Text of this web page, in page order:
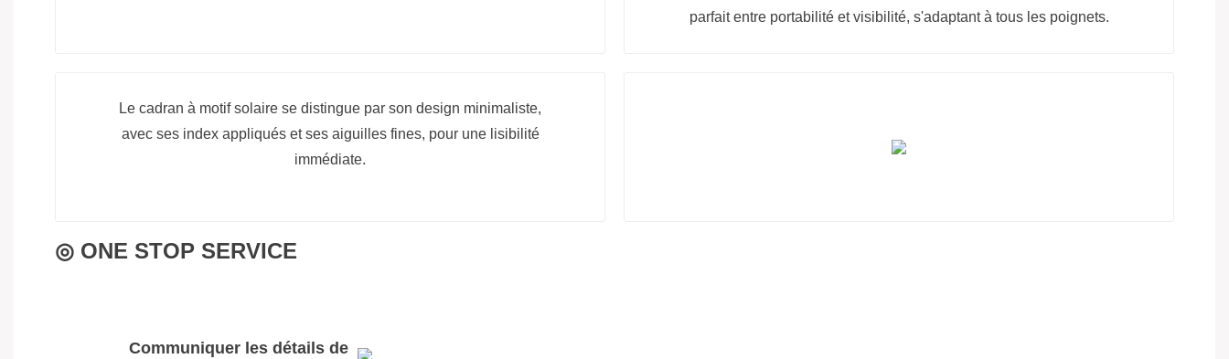
parfait entre portabilité et visibilité, s'adaptant à tous les poignets.
Le cadran à motif solaire se distingue par son design minimaliste,
avec ses index appliqués et ses aiguilles fines, pour une lisibilité
immédiate.
◎ ONE STOP SERVICE
Communiquer les détails de